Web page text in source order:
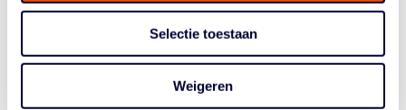
Selectie toestaan
Weigeren
cijfers van Ierland, een land dat op papier simpelweg
minder goed is. Oók tegen een Nederland zonder
scoorde tien vlugge punten, XX totaal, in een wedstrijd
die nooit echt spannend was.